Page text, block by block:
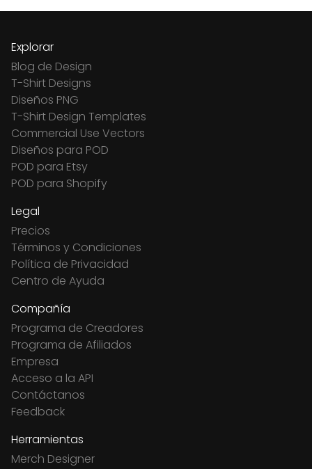
Explorar
Blog de Design
T-Shirt Designs
Diseños PNG
T-Shirt Design Templates
Commercial Use Vectors
Diseños para POD
POD para Etsy
POD para Shopify
Legal
Precios
Términos y Condiciones
Política de Privacidad
Centro de Ayuda
Compañía
Programa de Creadores
Programa de Afiliados
Empresa
Acceso a la API
Contáctanos
Feedback
Herramientas
Merch Designer